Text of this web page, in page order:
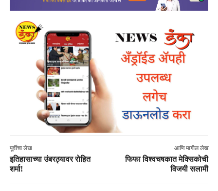
पूर्वीचा लेख
इतिहासाच्या उंबरठ्यावर रोहित
शर्मा!
आणि मागील लेख
फिफा विश्वचषकात मेक्सिकोची
विजयी सलामी